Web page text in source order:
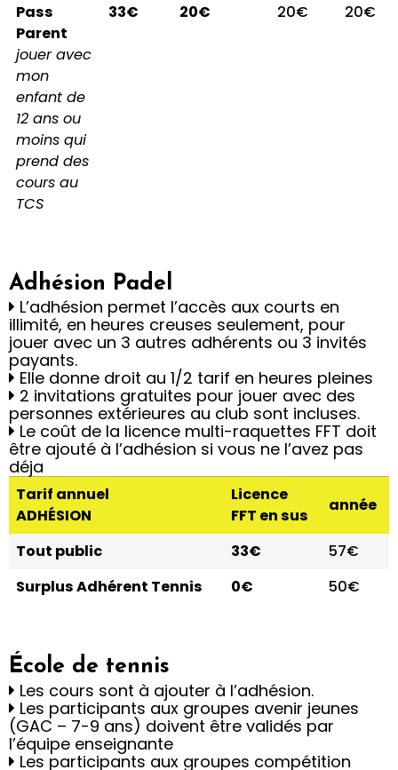
Pass
Parent
jouer avec
mon
enfant de
12 ans ou
moins qui
prend des
cours au
TCS
33€ 20€ 20€ 20€
Adhésion Padel
L’adhésion permet l’accès aux courts en
illimité, en heures creuses seulement, pour
jouer avec un 3 autres adhérents ou 3 invités
payants.
Elle donne droit au 1/2 tarif en heures pleines
2 invitations gratuites pour jouer avec des
personnes extérieures au club sont incluses.
Le coût de la licence multi-raquettes FFT doit
être ajouté à l’adhésion si vous ne l’avez pas
déja
Tarif annuel
ADHÉSION
Licence
FFT en sus
année
Tout public 33€
57€
Surplus Adhérent Tennis
0€ 50€
École de tennis
Les cours sont à ajouter à l’adhésion.
Les participants aux groupes avenir jeunes
(GAC – 7-9 ans) doivent être validés par
l’équipe enseignante
Les participants aux groupes compétition